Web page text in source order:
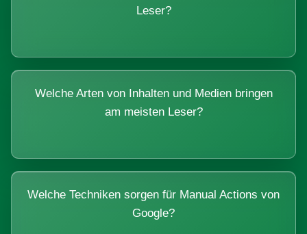
Leser?
Welche Arten von Inhalten und Medien bringen
am meisten Leser?
Welche Techniken sorgen für Manual Actions von
Google?